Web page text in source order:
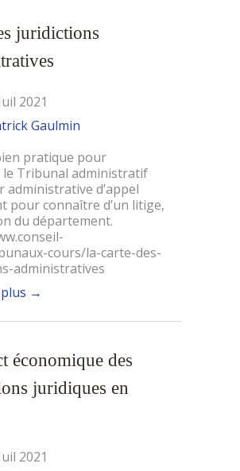
juridictions
2021
Gaulmin
pratique pour
Tribunal administratif
administrative d’appel
pour connaître d’un litige,
du département.
cours/la-carte-des-
administratives
→
économique des
juridiques en
2021